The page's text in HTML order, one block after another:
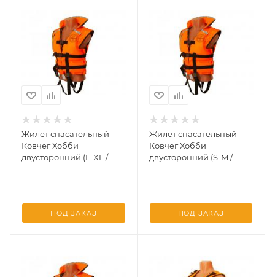
Жилет спасательный
Ковчег Хобби
двусторонний (L-XL /
ПОД ЗАКАЗ
Жилет спасательный
Ковчег Хобби
двусторонний (S-M /
ПОД ЗАКАЗ